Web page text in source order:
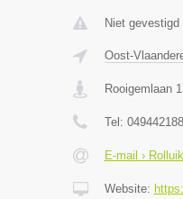
Niet
Oost-
Rooigemlaan
Tel:
E-mail ›
Website: